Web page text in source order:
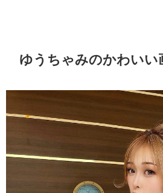
ゆうちゃみのかわい